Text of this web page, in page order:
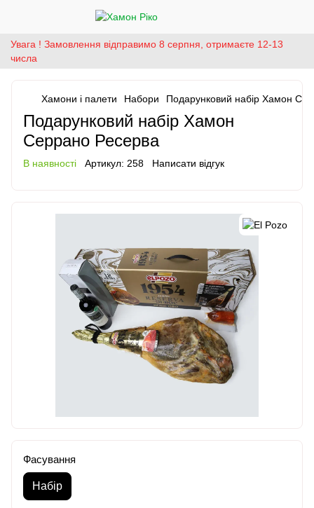
Увага ! Замовлення відправимо 8 серпня, отримаєте 12-13
числа
Хамони і палети Набори Подарунковий набір Хамон
Подарунковий набір Хамон
Серрано Ресерва
В наявності Артикул: 258 Написати відгук
Фасування
Набір